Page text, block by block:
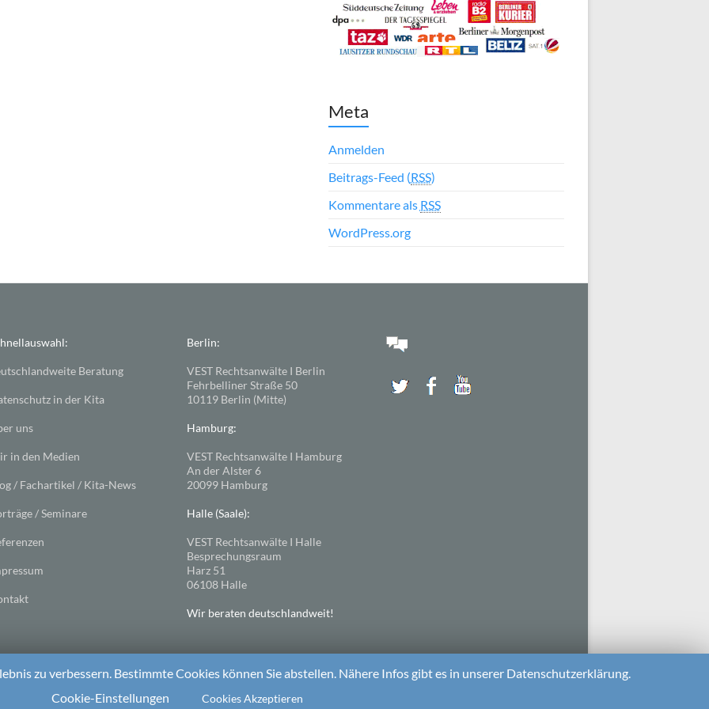
Meta
Anmelden
Beitrags-Feed (RSS)
Kommentare als RSS
WordPress.org
Beratung
in der Kita
uns
in den Medien
/ Fachartikel / Kita-News
/ Seminare
Berlin:
VEST Rechtsanwälte I Berlin
Fehrbelliner Straße 50
10119 Berlin (Mitte)
Hamburg:
VEST Rechtsanwälte I Hamburg
An der Alster 6
20099 Hamburg
Halle (Saale):
VEST Rechtsanwälte I Halle
Besprechungsraum
Harz 51
06108 Halle
Wir beraten deutschlandweit!
zu verbessern. Bestimmte Cookies können Sie abstellen. Nähere Infos gibt es in unserer Datenschutzerklärung.
Cookie-Einstellungen
Cookies Akzeptieren